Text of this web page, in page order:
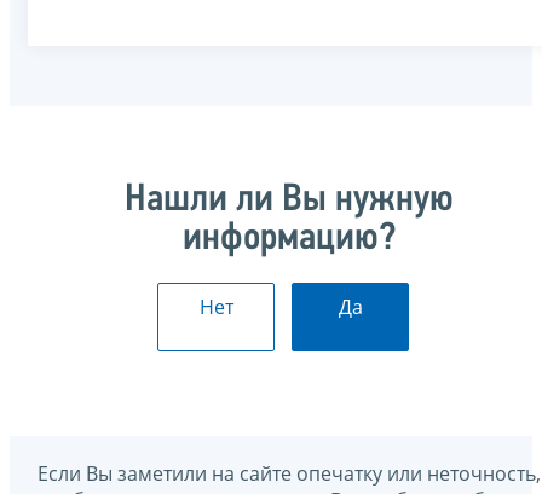
Нашли ли Вы нужную
информацию?
Нет Да
Если Вы заметили на сайте опечатку или неточность,